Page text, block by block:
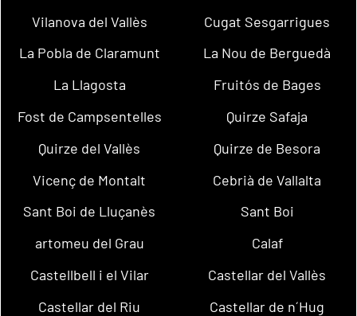
Vilanova del Vallès
Cugat Sesgarrigues
La Pobla de Claramunt
La Nou de Berguedà
La Llagosta
Fruitós de Bages
Fost de Campsentelles
Quirze Safaja
Quirze del Vallès
Quirze de Besora
Vicenç de Montalt
Cebrià de Vallalta
Sant Boi de Lluçanès
Sant Boi
artomeu del Grau
Calaf
Castellbell i el Vilar
Castellar del Vallès
Castellar del Riu
Castellar de n´Hug